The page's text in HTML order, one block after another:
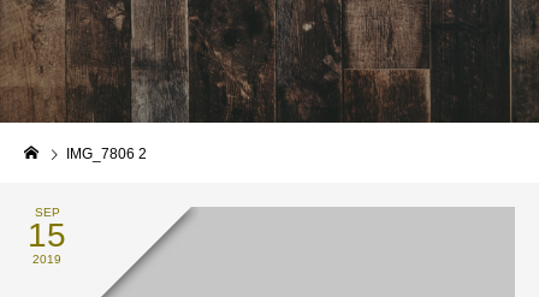
IMG_7806 2
SEP
15
2019